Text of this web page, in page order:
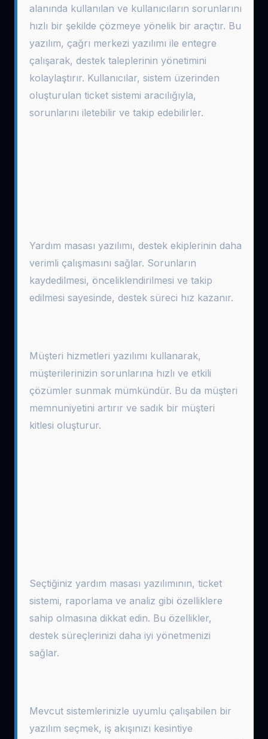
alanında kullanılan ve kullanıcıların sorunlarını
hızlı bir şekilde çözmeye yönelik bir araçtır. Bu
yazılım, çağrı merkezi yazılımı ile entegre
çalışarak, destek taleplerinin yönetimini
kolaylaştırır. Kullanıcılar, sistem üzerinden
oluşturulan ticket sistemi aracılığıyla,
sorunlarını iletebilir ve takip edebilirler.
Yardım masası yazılımı, destek ekiplerinin daha
verimli çalışmasını sağlar. Sorunların
kaydedilmesi, önceliklendirilmesi ve takip
edilmesi sayesinde, destek süreci hız kazanır.
Müşteri hizmetleri yazılımı kullanarak,
müşterilerinizin sorunlarına hızlı ve etkili
çözümler sunmak mümkündür. Bu da müşteri
memnuniyetini artırır ve sadık bir müşteri
kitlesi oluşturur.
Seçtiğiniz yardım masası yazılımının, ticket
sistemi, raporlama ve analiz gibi özelliklere
sahip olmasına dikkat edin. Bu özellikler,
destek süreçlerinizi daha iyi yönetmenizi
sağlar.
Mevcut sistemlerinizle uyumlu çalışabilen bir
yazılım seçmek, iş akışınızı kesintiye